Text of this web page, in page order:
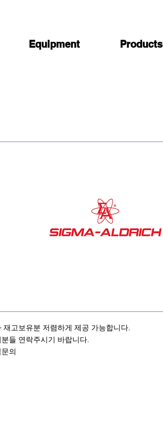
Equipment Products
재고보유분 저렴하게 제공 가능합니다.
분들 연락주시기 바랍니다.
의